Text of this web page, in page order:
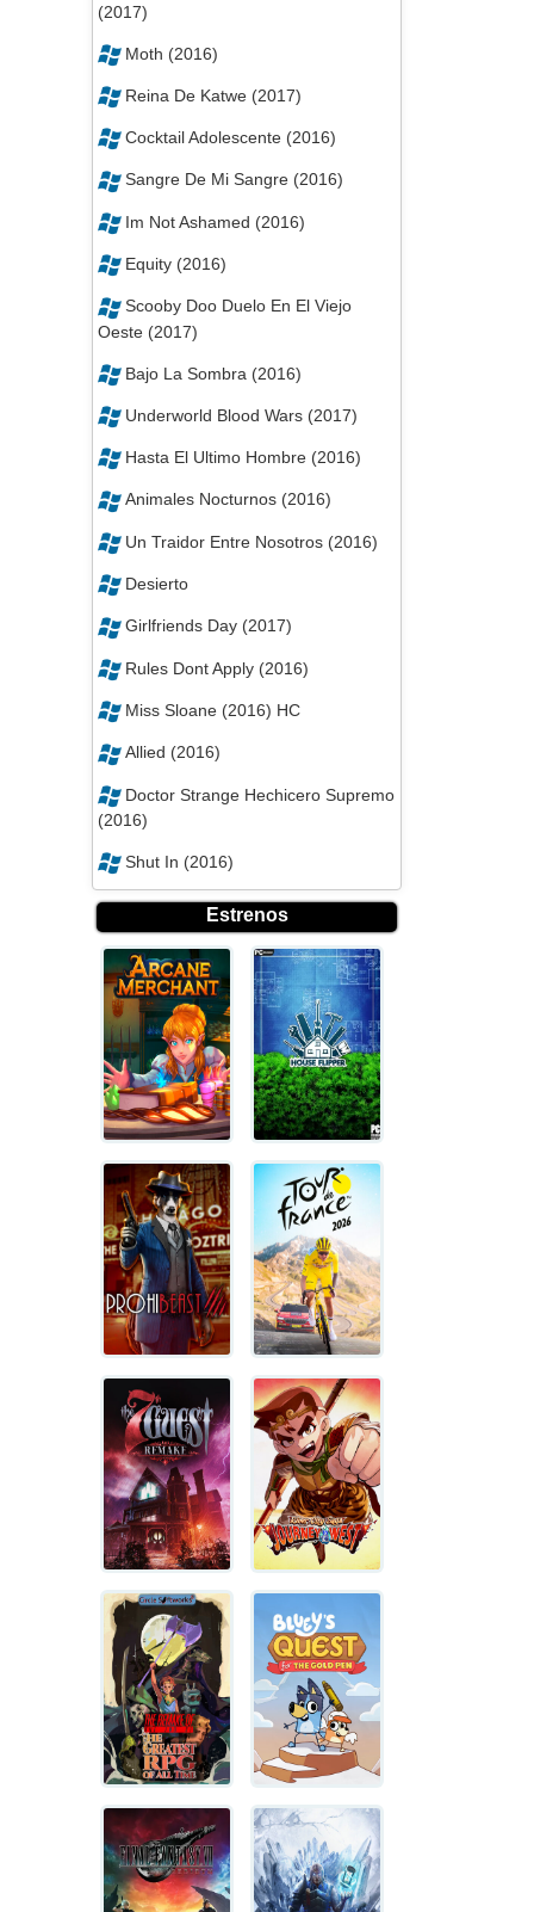
(2017)
Moth (2016)
Reina De Katwe (2017)
Cocktail Adolescente (2016)
Sangre De Mi Sangre (2016)
Im Not Ashamed (2016)
Equity (2016)
Scooby Doo Duelo En El Viejo
Oeste (2017)
Bajo La Sombra (2016)
Underworld Blood Wars (2017)
Hasta El Ultimo Hombre (2016)
Animales Nocturnos (2016)
Un Traidor Entre Nosotros (2016)
Desierto
Girlfriends Day (2017)
Rules Dont Apply (2016)
Miss Sloane (2016) HC
Allied (2016)
Doctor Strange Hechicero Supremo
(2016)
Shut In (2016)
Estrenos